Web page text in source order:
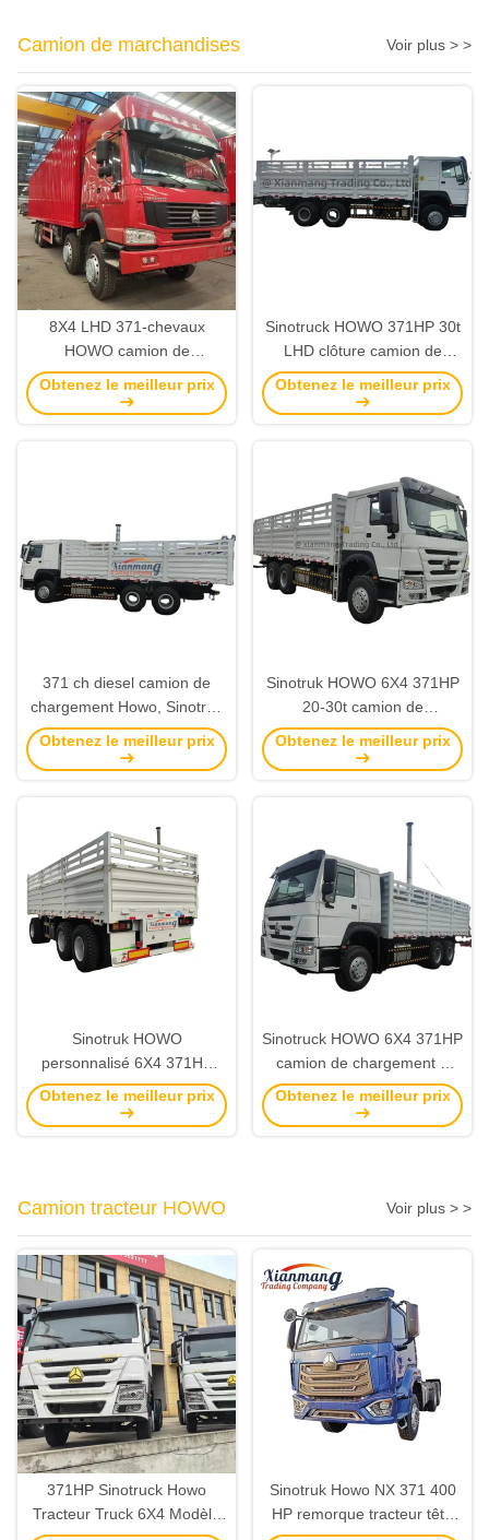
Camion de marchandises Voir plus > >
8X4 LHD 371-chevaux
HOWO camion de
chargement avec direction
personnalisable et pneu de
Obtenez le meilleur prix
Sinotruck HOWO 371HP 30t
LHD clôture camion de
chargement camion Dolly
planche murale de côté
Obtenez le meilleur prix
371 ch diesel camion de
chargement Howo, Sinotruk
6*4 10 roues camion de
chargement utilisé
Obtenez le meilleur prix
Sinotruk HOWO 6X4 371HP
20-30t camion de
chargement de clôture 3
essieux utilisés remorque à
Obtenez le meilleur prix
Sinotruk HOWO
personnalisé 6X4 371HP
400HP 35t camion de
marchandises d'occasion 3
Obtenez le meilleur prix
Sinotruck HOWO 6X4 371HP
camion de chargement à
clôture, 3 essieux remorque
à barre de traction À vendre
Obtenez le meilleur prix
Camion tracteur HOWO Voir plus > >
371HP Sinotruck Howo
Tracteur Truck 6X4 Modèle
Sinotruk Howo NX 371 400
HP remorque tracteur tête